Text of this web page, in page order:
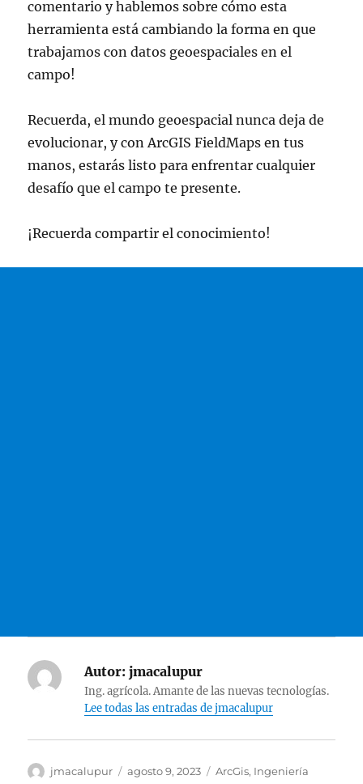
comentario y hablemos sobre cómo esta
herramienta está cambiando la forma en que
trabajamos con datos geoespaciales en el
campo!
Recuerda, el mundo geoespacial nunca deja de
evolucionar, y con ArcGIS FieldMaps en tus
manos, estarás listo para enfrentar cualquier
desafío que el campo te presente.
¡Recuerda compartir el conocimiento!
Autor: jmacalupur
Ing. agrícola. Amante de las nuevas tecnologías.
Lee todas las entradas de jmacalupur
Autor
jmacalupur
Publicado
agosto 9, 2023 Categorías
ArcGis, Ingeniería